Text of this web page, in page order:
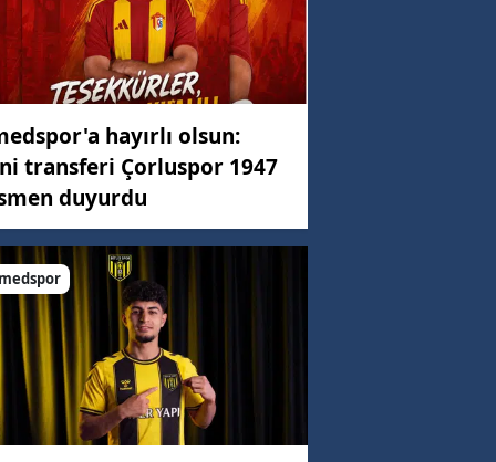
km/h
hayırlı olsun:
transferi Çorluspor 1947
duyurdu